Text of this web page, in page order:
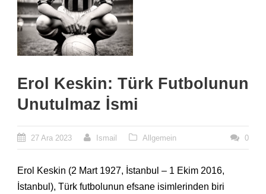
Erol Keskin: Türk Futbolunun
Unutulmaz İsmi
27 Ara 2023 Ismail Allgemein 0
Erol Keskin (2 Mart 1927, İstanbul – 1 Ekim 2016,
İstanbul), Türk futbolunun efsane isimlerinden biri